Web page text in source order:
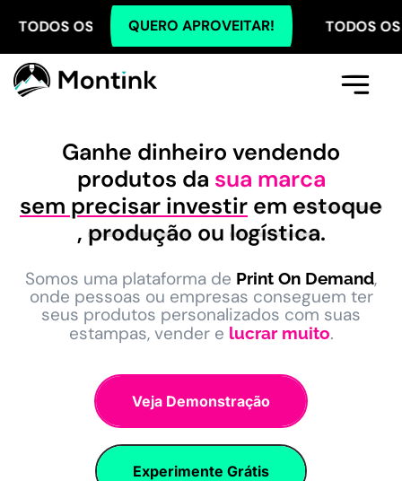
QUERO APROVEITAR!
PLANOS COM 5% OFF NO PIX! TODOS OS
Ganhe dinheiro vendendo
produtos da sua marca
sem precisar investir em estoque
, produçãoou logística.
Somos uma plataforma de Print On Demand,
onde pessoas ou empresas conseguem ter
seus produtos personalizados com suas
estampas, vender e lucrar muito.
Veja Demonstração
Experimente Grátis